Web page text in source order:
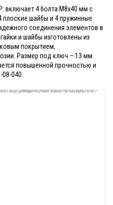
включает 4 болта M8x40 мм с
плоские шайбы и 4 пружинные
соединения элементов в
и шайбы изготовлены из
покрытием,
Размер под ключ – 13 мм.
повышенной прочностью и
040.